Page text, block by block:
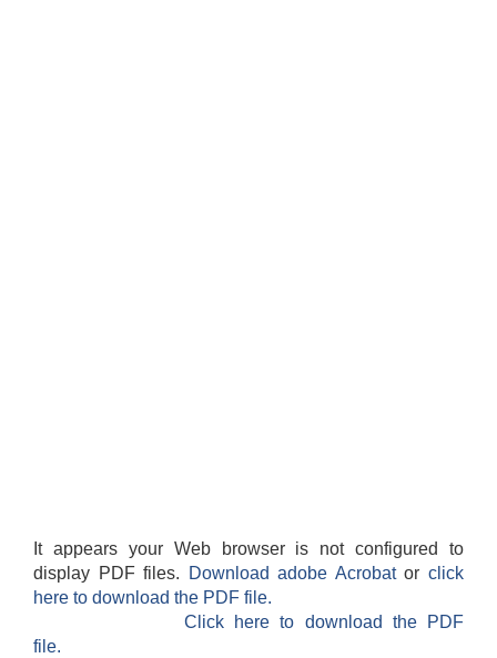
It appears your Web browser is not configured to
display PDF files.
Download adobe Acrobatorclick
here to download the PDF file.
Click here to download the PDF
file.